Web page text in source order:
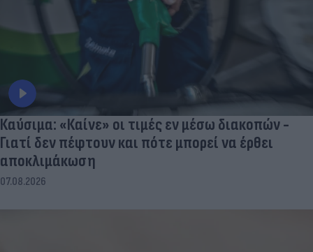
Καύσιμα: «Καίνε» οι τιμές εν μέσω διακοπών -
Γιατί δεν πέφτουν και πότε μπορεί να έρθει
αποκλιμάκωση
07.08.2026